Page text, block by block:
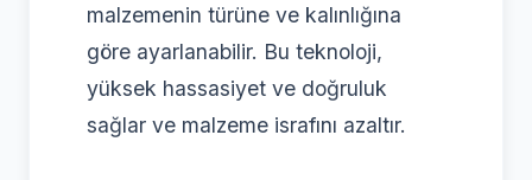
malzemenin türüne ve kalınlığına
göre ayarlanabilir. Bu teknoloji,
yüksek hassasiyet ve doğruluk
sağlar ve malzeme israfını azaltır.